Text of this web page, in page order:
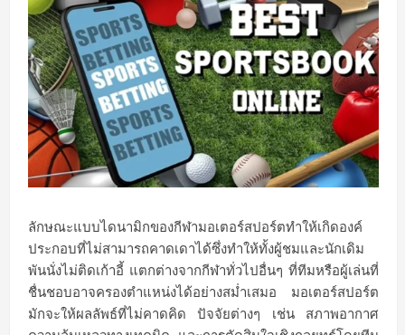
ลักษณะแบบไดนามิกของกีฬามอเตอร์สปอร์ตทำให้เกิดองค์
ประกอบที่ไม่สามารถคาดเดาได้ซึ่งทำให้ทั้งผู้ชมและนักเดิม
พันนั่งไม่ติดเก้าอี้ แตกต่างจากกีฬาทั่วไปอื่นๆ ที่ทีมหรือผู้เล่นที่
ชื่นชอบอาจครองตำแหน่งได้อย่างสม่ำเสมอ มอเตอร์สปอร์ต
มักจะให้ผลลัพธ์ที่ไม่คาดคิด ปัจจัยต่างๆ เช่น สภาพอากาศ